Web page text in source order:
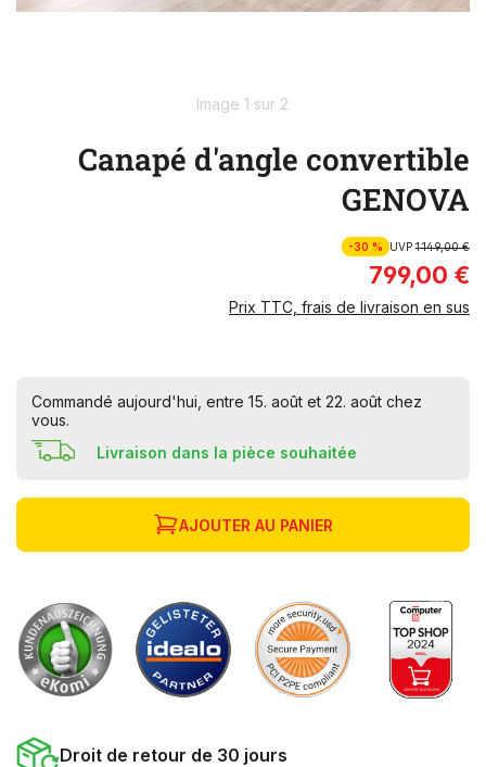
Image 1 sur 2
Canapé d'angle convertible
GENOVA
-30 % UVP1 149,00 €
799,00 €
Prix TTC, frais de livraison en sus
Commandé aujourd'hui, entre 15. août et 22. août chez
vous.
Livraison dans la pièce souhaitée
AJOUTER AU PANIER
Droit de retour de 30 jours